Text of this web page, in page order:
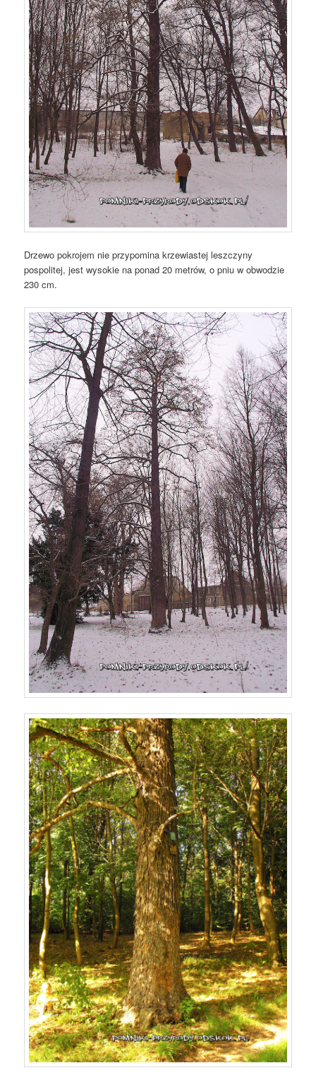
Drzewo pokrojem nie przypomina krzewiastej leszczyny
pospolitej, jest wysokie na ponad 20 metrów, o pniu w obwodzie
230 cm.